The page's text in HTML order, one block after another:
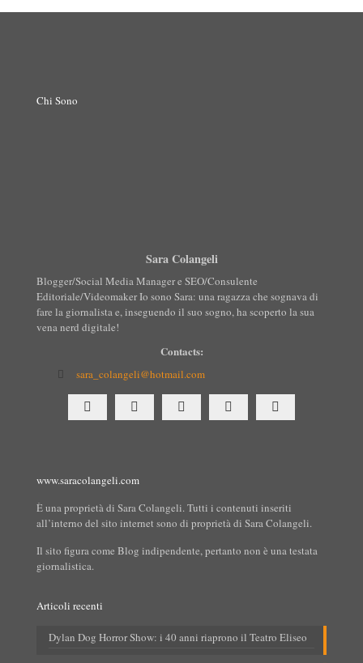
Chi Sono
Sara Colangeli
Blogger/Social Media Manager e SEO/Consulente
Editoriale/Videomaker Io sono Sara: una ragazza che sognava di
fare la giornalista e, inseguendo il suo sogno, ha scoperto la sua
vena nerd digitale!
Contacts:
sara_colangeli@hotmail.com
www.saracolangeli.com
È una proprietà di Sara Colangeli. Tutti i contenuti inseriti
all’interno del sito internet sono di proprietà di Sara Colangeli.
Il sito figura come Blog indipendente, pertanto non è una testata
giornalistica.
Articoli recenti
Dylan Dog Horror Show: i 40 anni riaprono il Teatro Eliseo